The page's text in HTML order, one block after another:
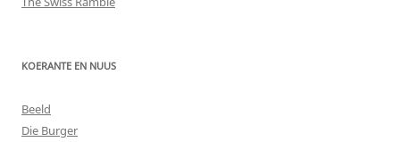
KOERANTE EN NUUS
Beeld
Die Burger